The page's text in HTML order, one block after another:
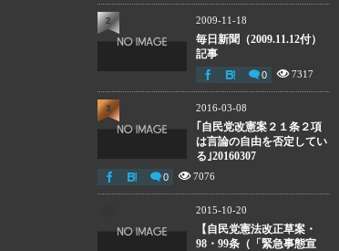
2009-11-18
毎日新聞（2009.11.12付）
記事
0 7317
2
2016-03-08
｢自民党改憲案２１条２項
は言論の自由を否定してい
る｣20160307
0 7076
3
2015-10-20
【自民党憲法改正草案・
98・99条（「緊急事態宣